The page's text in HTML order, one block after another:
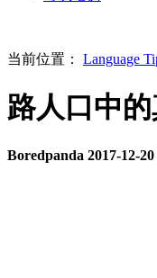
当前位置： Language
路人口中
Boredpanda 2017-12-